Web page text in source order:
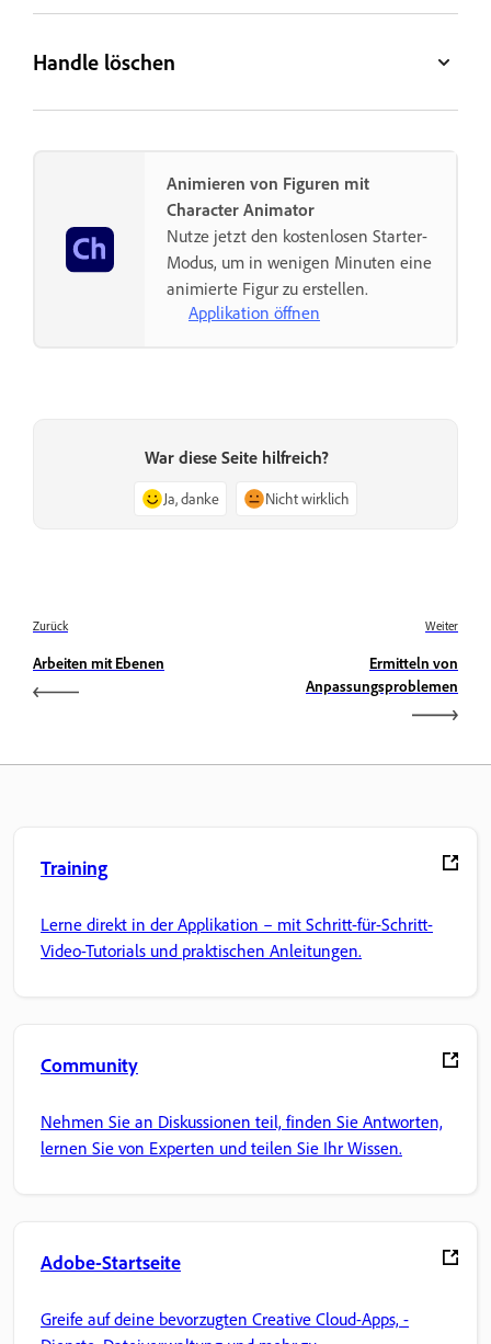
Handle löschen
Animieren von Figuren mit
Character Animator
Nutze jetzt den kostenlosen Starter-
Modus, um in wenigen Minuten eine
animierte Figur zu erstellen.
Applikation öffnen
War diese Seite hilfreich?
Ja, danke Nicht wirklich
Zurück
Arbeiten mit Ebenen
Weiter
Ermitteln von
Anpassungsproblemen
Training
Lerne direkt in der Applikation – mit Schritt-für-Schritt-
Video-Tutorials und praktischen Anleitungen.
Community
Nehmen Sie an Diskussionen teil, finden Sie Antworten,
lernen Sie von Experten und teilen Sie Ihr Wissen.
Adobe-Startseite
Greife auf deine bevorzugten Creative Cloud-Apps, -